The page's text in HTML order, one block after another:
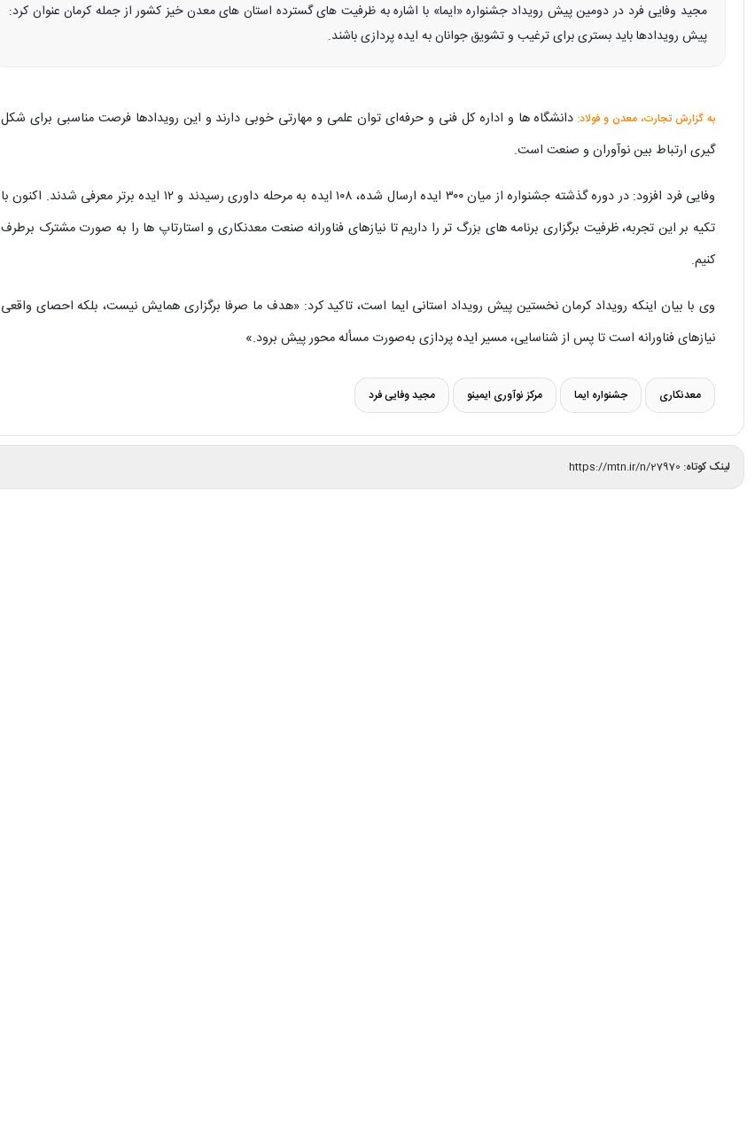
مجید وفایی‌ فرد در دومین پیش‌ رویداد جشنواره «ایما» با اشاره به ظرفیت‌ های گسترده استان‌ های معدن‌ خیز کشور از جمله کرمان عنوان کرد:
پیش‌ رویدادها باید بستری برای ترغیب و تشویق جوانان به ایده‌ پردازی باشند.
به گزارش تجارت، معدن و فولاد: دانشگاه‌ ها و اداره کل فنی و حرفه‌ای توان علمی و مهارتی خوبی دارند و این رویدادها فرصت مناسبی برای شکل‌
گیری ارتباط بین نوآوران و صنعت است.
وفایی‌ فرد افزود: در دوره گذشته جشنواره از میان ۳۰۰ ایده ارسال‌ شده، ۱۰۸ ایده به مرحله داوری رسیدند و ۱۲ ایده برتر معرفی شدند. اکنون با
تکیه بر این تجربه، ظرفیت برگزاری برنامه‌ های بزرگ‌ تر را داریم تا نیازهای فناورانه صنعت معدنکاری و استارتاپ‌ ها را به صورت مشترک برطرف
کنیم.
وی با بیان اینکه رویداد کرمان نخستین پیش‌ رویداد استانی ایما است، تاکید کرد: «هدف ما صرفا برگزاری همایش نیست، بلکه احصای واقعی
نیازهای فناورانه است تا پس از شناسایی، مسیر ایده‌ پردازی به‌صورت مسأله‌ محور پیش برود.»
معدنکاری جشنواره ایما مرکز نوآوری ایمینو مجید وفایی‌ فرد
لینک کوتاه: https://mtn.ir/n/27970